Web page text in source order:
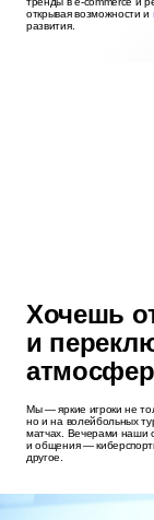
открывая возможности и
развития.
Хочешь
и
Мы — яркие игроки не
но и на волейбольных
матчах. Вечерами наши
и общения —
другое.